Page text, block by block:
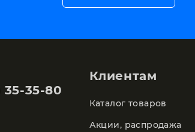
35-35-80
Клиентам
Каталог товаров
Акции, распродажа